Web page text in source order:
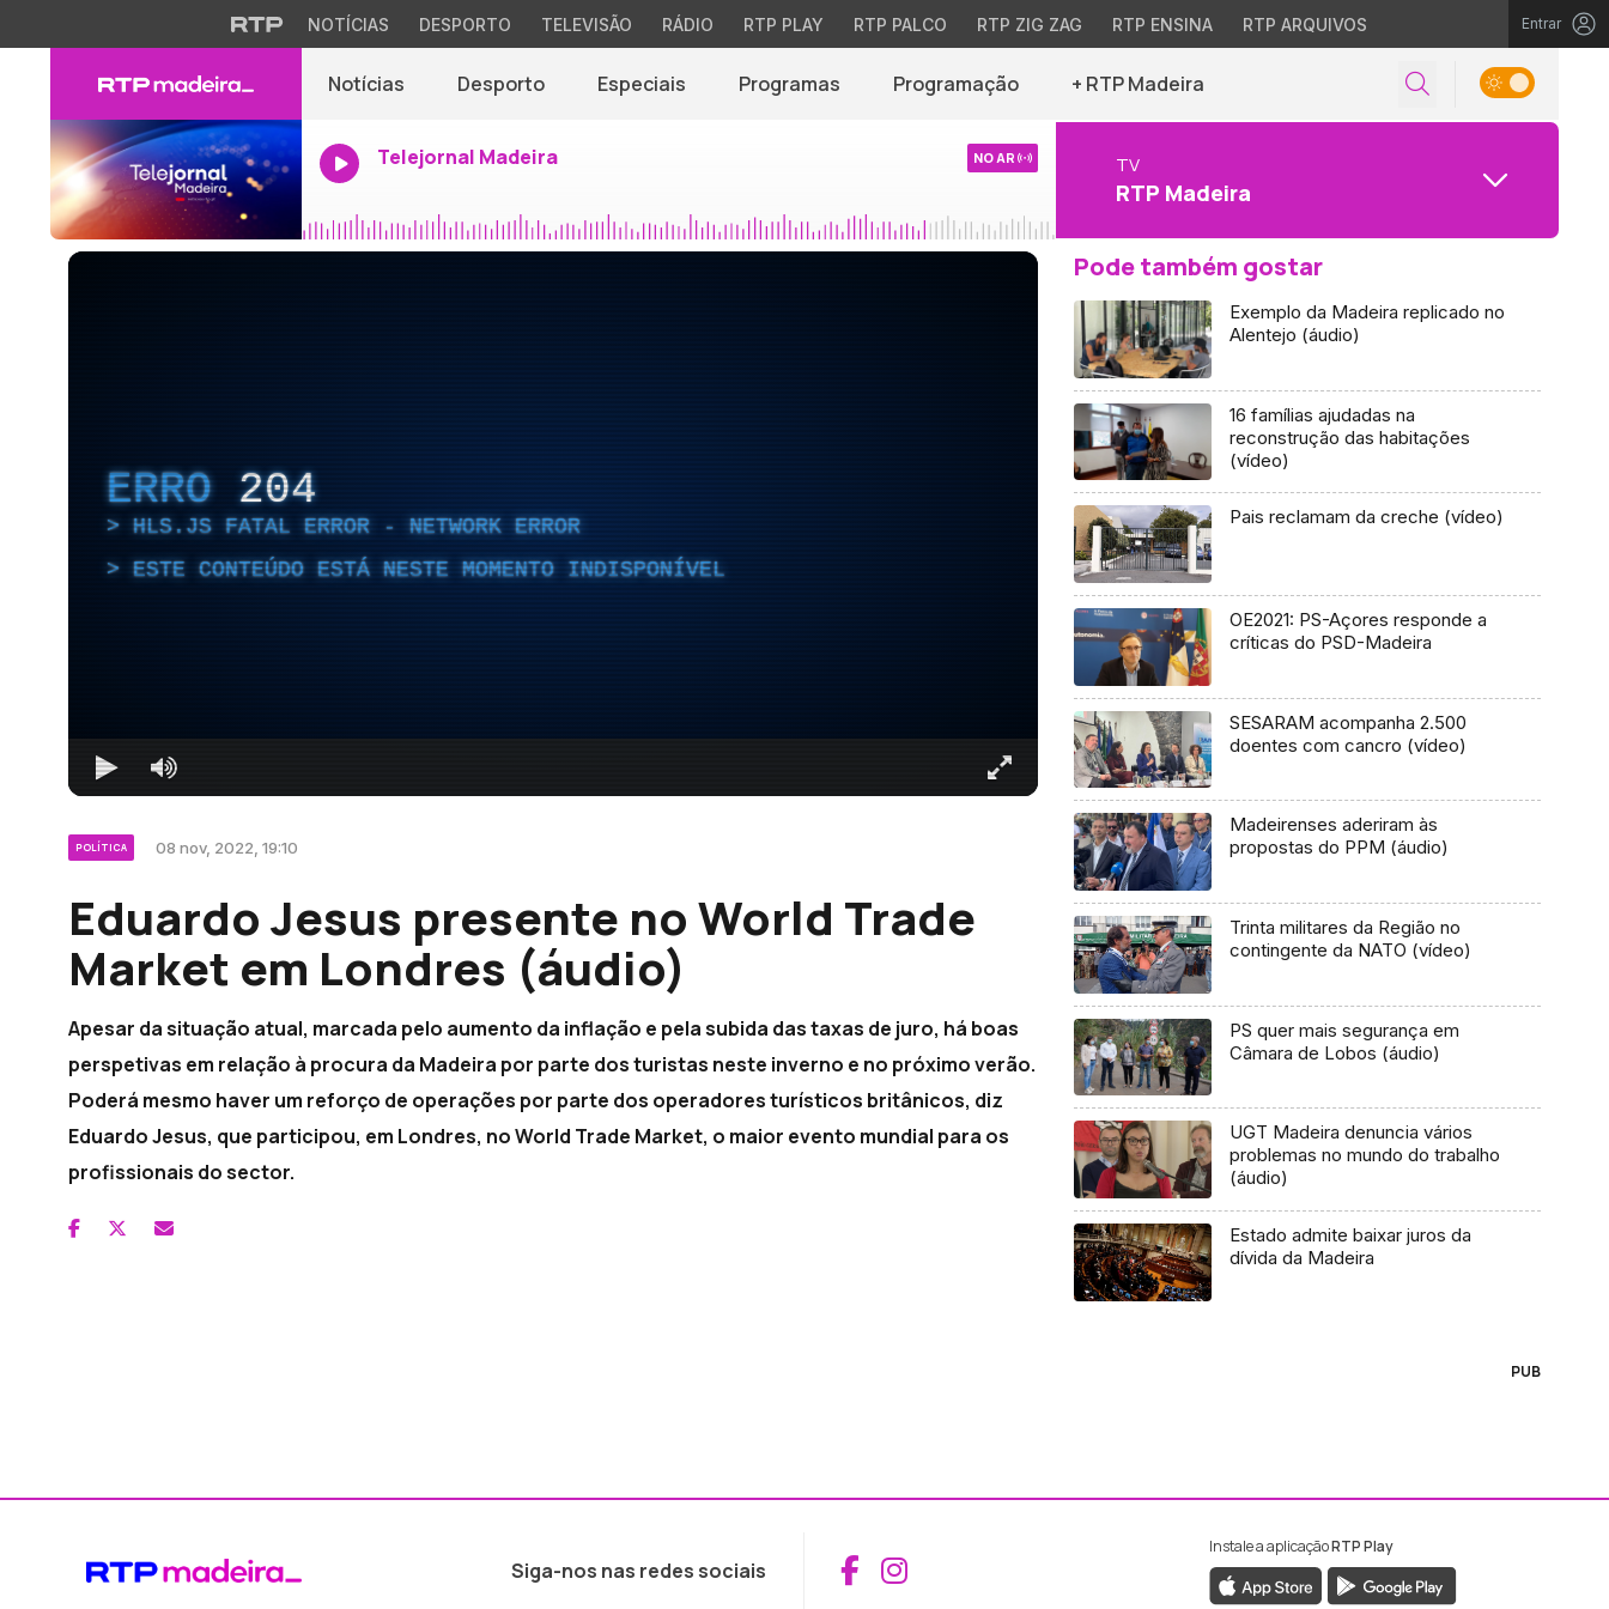
NOTÍCIAS DESPORTO TELEVISÃO RÁDIO RTP PLAY RTP PALCO RTP ZIG ZAG RTP ENSINA RTP ARQUIVOS Entrar
Notícias Desporto Especiais Programas Programação + RTP Madeira
Telejornal Madeira NO AR TV
RTP Madeira
ERRO 204
HLS.JS FATAL ERROR - NETWORK ERROR
ESTE CONTEÚDO ESTÁ NESTE MOMENTO INDISPONÍVEL
POLÍTICA 08 nov, 2022, 19:10
Eduardo Jesus presente no World Trade
Market em Londres (áudio)
Apesar da situação atual, marcada pelo aumento da inflação e pela subida das taxas de juro, há boas
perspetivas em relação à procura da Madeira por parte dos turistas neste inverno e no próximo verão.
Poderá mesmo haver um reforço de operações por parte dos operadores turísticos britânicos, diz
Eduardo Jesus, que participou, em Londres, no World Trade Market, o maior evento mundial para os
profissionais do sector.
Pode também gostar
Exemplo da Madeira replicado no
Alentejo (áudio)
16 famílias ajudadas na
reconstrução das habitações
(vídeo)
Pais reclamam da creche (vídeo)
OE2021: PS-Açores responde a
críticas do PSD-Madeira
SESARAM acompanha 2.500
doentes com cancro (vídeo)
Madeirenses aderiram às
propostas do PPM (áudio)
Trinta militares da Região no
contingente da NATO (vídeo)
PS quer mais segurança em
Câmara de Lobos (áudio)
UGT Madeira denuncia vários
problemas no mundo do trabalho
(áudio)
Estado admite baixar juros da
dívida da Madeira
PUB
Siga-nos nas redes sociais Aceder ao Facebook da RTP Madeira
Aceder ao Instagram da RTP Madeira
Instale a aplicaçãoRTP Play